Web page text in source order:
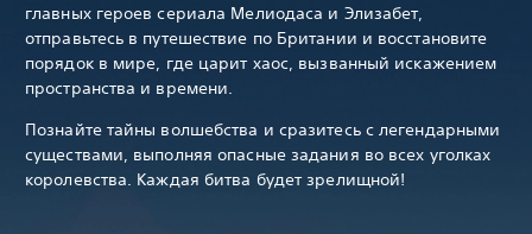
главных героев сериала Мелиодаса и Элизабет,
отправьтесь в путешествие по Британии и восстановите
порядок в мире, где царит хаос, вызванный искажением
пространства и времени.
Познайте тайны волшебства и сразитесь с легендарными
существами, выполняя опасные задания во всех уголках
королевства. Каждая битва будет зрелищной!